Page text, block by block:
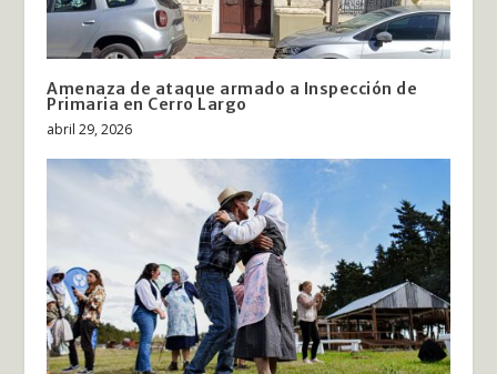
Amenaza de ataque armado a Inspección de
Primaria en Cerro Largo
abril 29, 2026